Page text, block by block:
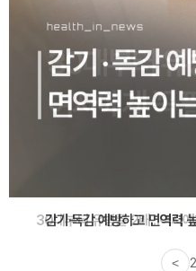
감기·독감 예방하고 면역력
<